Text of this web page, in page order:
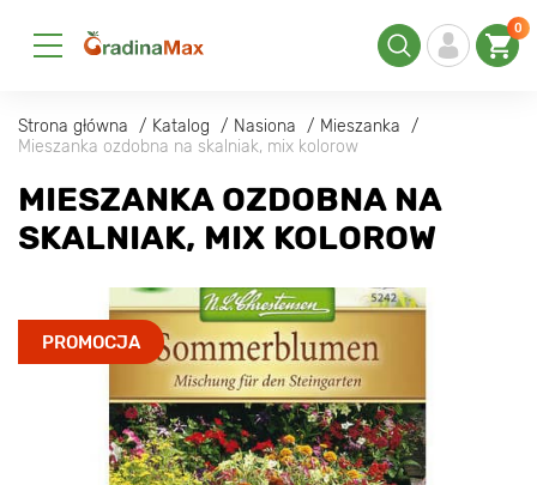
0
Strona główna Katalog Nasiona
Mieszanka
Mieszanka ozdobna na skalniak, mix kolorow
MIESZANKA OZDOBNA NA
SKALNIAK, MIX KOLOROW
PROMOCJA